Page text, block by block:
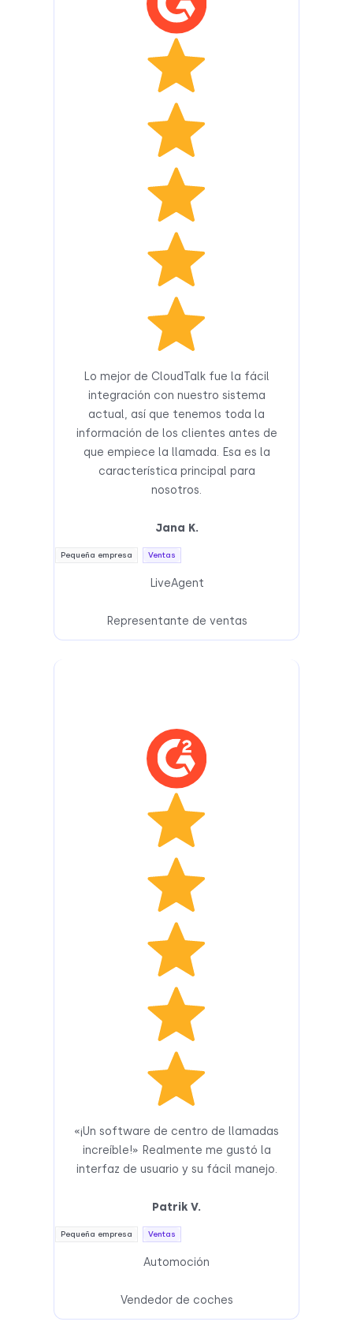
Lo mejor de CloudTalk fue la fácil
integración con nuestro sistema
actual, así que tenemos toda la
información de los clientes antes de
que empiece la llamada. Esa es la
característica principal para
nosotros.
Jana K.
Pequeña empresa Ventas
LiveAgent
Representante de ventas
«¡Un software de centro de llamadas
increíble!» Realmente me gustó la
interfaz de usuario y su fácil manejo.
Patrik V.
Pequeña empresa Ventas
Automoción
Vendedor de coches